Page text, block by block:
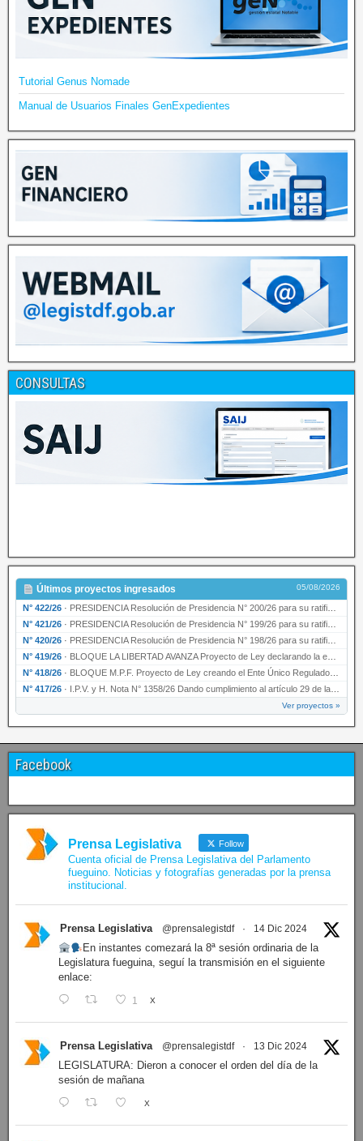
Tutorial Genus Nomade
Manual de Usuarios Finales GenExpedientes
CONSULTAS
Últimos proyectos ingresados 05/08/2026
N° 422/26 · PRESIDENCIA Resolución de Presidencia N° 200/26 para su ratificación.
N° 421/26 · PRESIDENCIA Resolución de Presidencia N° 199/26 para su ratificación.
N° 420/26 · PRESIDENCIA Resolución de Presidencia N° 198/26 para su ratificación.
N° 419/26 · BLOQUE LA LIBERTAD AVANZA Proyecto de Ley declarando la esencialidad del servicio educativ…
N° 418/26 · BLOQUE M.P.F. Proyecto de Ley creando el Ente Único Regulador de servicios públicos de la …
N° 417/26 · I.P.V. y H. Nota N° 1358/26 Dando cumplimiento al artículo 29 de la Ley provincial N° 1399…
Ver proyectos »
Facebook
Prensa Legislativa Follow
Cuenta oficial de Prensa Legislativa del Parlamento
fueguino. Noticias y fotografías generadas por la prensa
institucional.
Prensa Legislativa @prensalegistdf · 14 Dic 2024
En instantes comezará la 8ª sesión ordinaria de la
Legislatura fueguina, seguí la transmisión en el siguiente
enlace:
1 X
Prensa Legislativa @prensalegistdf · 13 Dic 2024
LEGISLATURA: Dieron a conocer el orden del día de la
sesión de mañana
X